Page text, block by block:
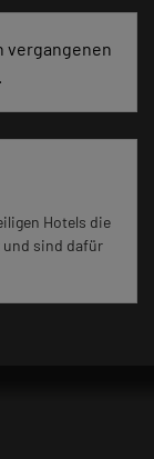
vergangenen
Hotels die
und sind dafür